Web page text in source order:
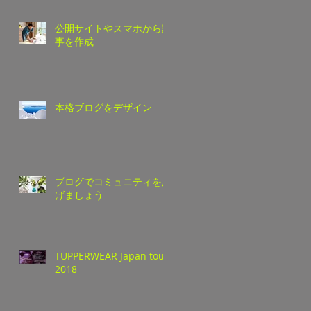
公開サイトやスマホから記
事を作成
本格ブログをデザイン
ブログでコミュニティを広
げましょう
TUPPERWEAR Japan tour
2018